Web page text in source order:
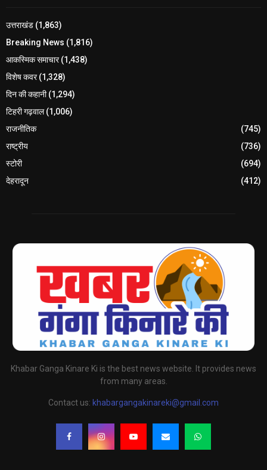
उत्तराखंड (1,863)
Breaking News (1,816)
आकस्मिक समाचार(1,438)
विशेष कवर(1,328)
दिन की कहानी(1,294)
टिहरी गढ़वाल(1,006)
राजनीतिक
(745)
राष्ट्रीय
(736)
स्टोरी
(694)
देहरादून
(412)
Khabar Ganga Kinare Ki is the best news website. It provides news
from many areas.
Contact us: khabargangakinareki@gmail.com